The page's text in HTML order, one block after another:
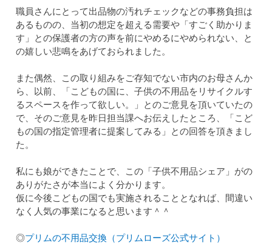
職員さんにとって出品物の汚れチェックなどの事務負担は
あるものの、当初の想定を超える需要や「すごく助かりま
す」との保護者の方の声を前にやめるにやめられない、と
の嬉しい悲鳴をあげておられました。
また偶然、この取り組みをご存知でない市内のお母さんか
ら、以前、「こどもの国に、子供の不用品をリサイクルす
るスペースを作って欲しい。」とのご意見を頂いていたの
で、そのご意見を昨日担当課へお伝えしたところ、「こど
もの国の指定管理者に提案してみる」との回答を頂きまし
た。
私にも娘ができたことで、この「子供不用品シェア」がの
ありがたさが本当によく分かります。
仮に今後こどもの国でも実施されることとなれば、間違い
なく人気の事業になると思います＾＾
◎プリムの不用品交換（プリムローズ公式サイト）